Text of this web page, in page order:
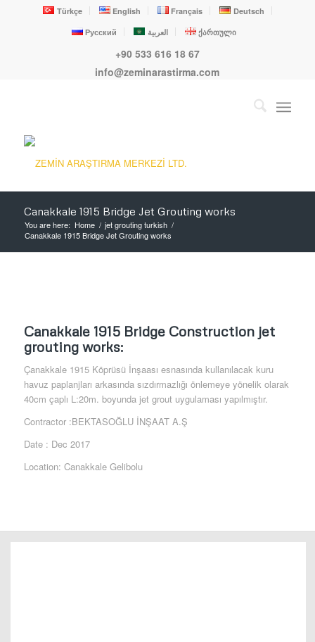
Türkçe English Français
Deutsch
Русский
العربية ქართული
+90 533 616 18 67
info@zeminarastirma.com
Canakkale 1915 Bridge Jet Grouting works
You are here: Home / jet grouting turkish /
Canakkale 1915 Bridge Jet Grouting works
Canakkale 1915 Bridge Construction jet
grouting works:
Çanakkale 1915 Köprüsü İnşaası esnasında kullanılacak kuru
havuz paplanjları arkasında sızdırmazlığı önlemeye yönelik olarak
40cm çaplı L:20m. boyunda jet grout uygulaması yapılmıştır.
Contractor :BEKTASOĞLU İNŞAAT A.Ş
Date : Dec 2017
Location: Canakkale Gelibolu